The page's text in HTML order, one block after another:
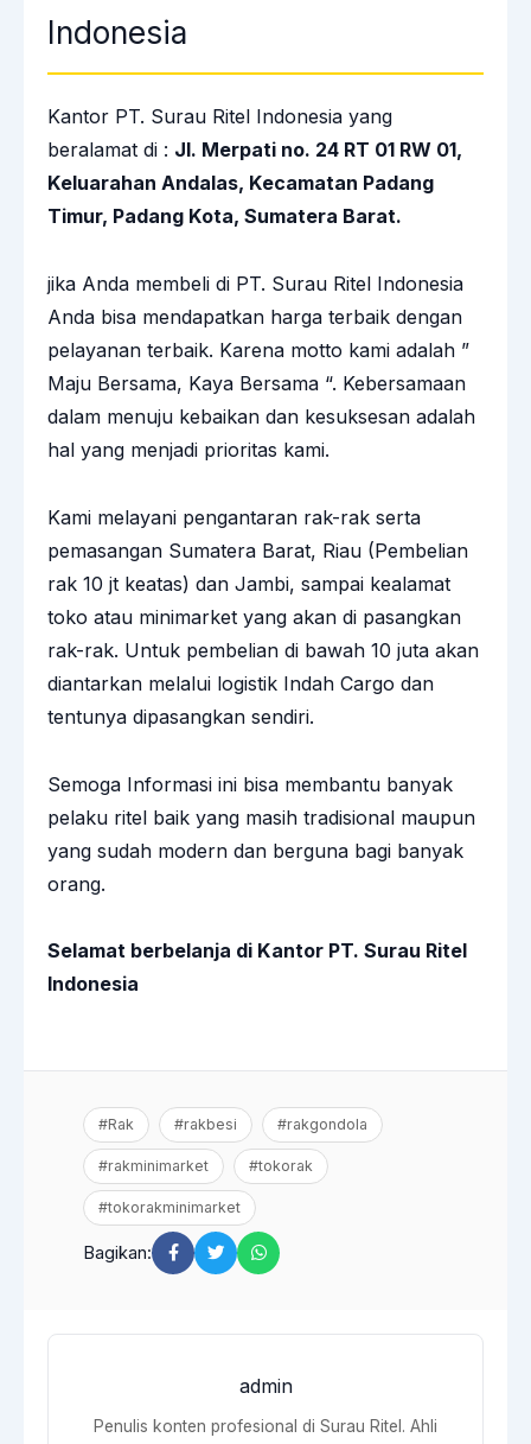
Indonesia
Kantor PT. Surau Ritel Indonesia yang
beralamat di : Jl. Merpati no. 24 RT 01 RW 01,
Keluarahan Andalas, Kecamatan Padang
Timur, Padang Kota, Sumatera Barat.
jika Anda membeli di PT. Surau Ritel Indonesia
Anda bisa mendapatkan harga terbaik dengan
pelayanan terbaik. Karena motto kami adalah ”
Maju Bersama, Kaya Bersama “. Kebersamaan
dalam menuju kebaikan dan kesuksesan adalah
hal yang menjadi prioritas kami.
Kami melayani pengantaran rak-rak serta
pemasangan Sumatera Barat, Riau (Pembelian
rak 10 jt keatas) dan Jambi, sampai kealamat
toko atau minimarket yang akan di pasangkan
rak-rak. Untuk pembelian di bawah 10 juta akan
diantarkan melalui logistik Indah Cargo dan
tentunya dipasangkan sendiri.
Semoga Informasi ini bisa membantu banyak
pelaku ritel baik yang masih tradisional maupun
yang sudah modern dan berguna bagi banyak
orang.
Selamat berbelanja di Kantor PT. Surau Ritel
Indonesia
#Rak #rakbesi #rakgondola
#rakminimarket #tokorak
#tokorakminimarket
Bagikan:
admin
Penulis konten profesional di Surau Ritel. Ahli